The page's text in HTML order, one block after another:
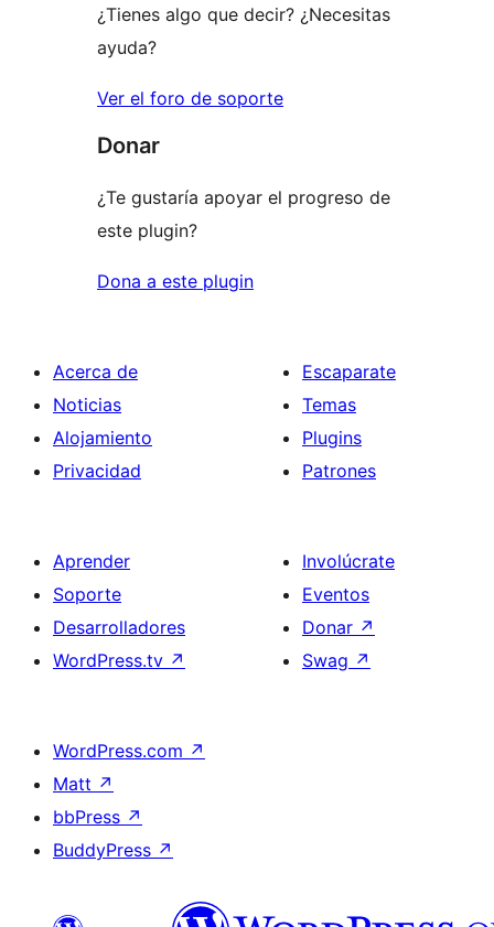
¿Tienes algo que decir? ¿Necesitas
ayuda?
Ver el foro de soporte
Donar
¿Te gustaría apoyar el progreso de
este plugin?
Dona a este plugin
Acerca de
Noticias
Alojamiento
Privacidad
Escaparate
Temas
Plugins
Patrones
Aprender
Soporte
Desarrolladores
WordPress.tv ↗
Involúcrate
Eventos
Donar ↗
Swag ↗
WordPress.com ↗
Matt ↗
bbPress ↗
BuddyPress ↗